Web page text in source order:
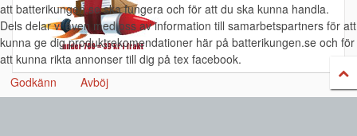
att batterikungen.se ska fungera och för att du ska kunna handla.
Dels delar vi även med oss av information till samarbetspartners för att
kunna ge dig produktrekomendationer här på batterikungen.se och för
att kunna rikta annonser till dig på tex facebook.
Godkänn
Avböj